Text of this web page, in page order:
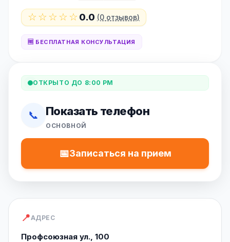
☆☆☆☆☆0.0 (0 отзывов)
🆓 БЕСПЛАТНАЯ КОНСУЛЬТАЦИЯ
ОТКРЫТО ДО 8:00 PM
📞 Показать телефон
ОСНОВНОЙ
📅Записаться на прием
📍АДРЕС
Профсоюзная ул., 100